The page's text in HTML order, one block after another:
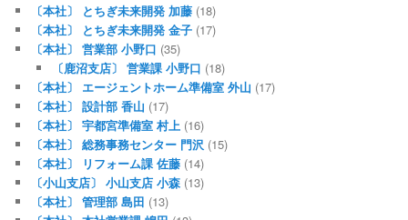
〔本社〕 とちぎ未来開発 加藤 (18)
〔本社〕 とちぎ未来開発 金子 (17)
〔本社〕 営業部 小野口 (35)
〔鹿沼支店〕 営業課 小野口 (18)
〔本社〕 エージェントホーム準備室 外山 (17)
〔本社〕 設計部 香山 (17)
〔本社〕 宇都宮準備室 村上 (16)
〔本社〕 総務事務センター 門沢 (15)
〔本社〕 リフォーム課 佐藤 (14)
〔小山支店〕 小山支店 小森 (13)
〔本社〕 管理部 島田 (13)